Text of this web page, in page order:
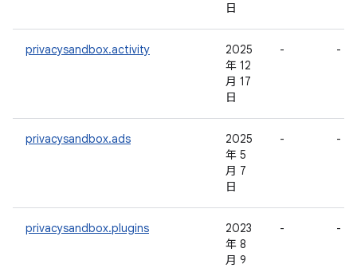
日
privacysandbox.activity
2025
年 12
月 17
日
- -
privacysandbox.ads
2025
年 5
月 7
日
- -
privacysandbox.plugins
2023
年 8
月 9
- -